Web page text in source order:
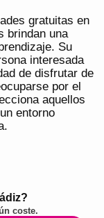
gratuitas en
brindan una
Su
interesada
de disfrutar de
por el
aquellos
entorno
coste.